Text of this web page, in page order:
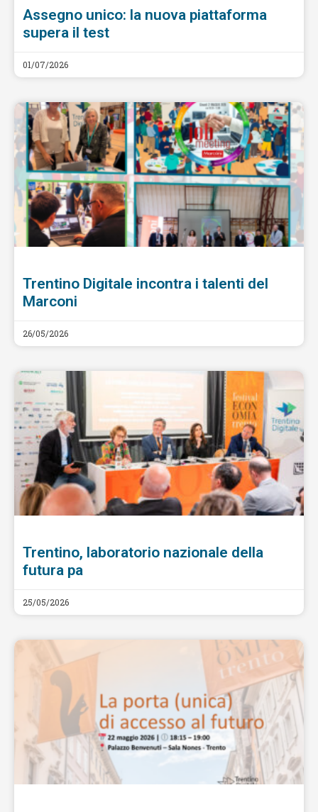
Assegno unico: la nuova piattaforma
supera il test
01/07/2026
Trentino Digitale incontra i talenti del
Marconi
26/05/2026
Trentino, laboratorio nazionale della
futura pa
25/05/2026